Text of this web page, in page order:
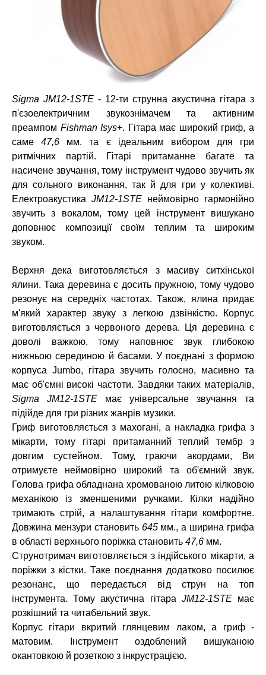
Sigma JM12-1STE - 12-ти струнна акустична гітара з
п'єзоелектричним звукознімачем та активним
преампом Fishman Isys+. Гітара має широкий гриф, а
саме47,6 мм. та є ідеальним вибором для гри
ритмічних партій. Гітарі притаманне багате та
насичене звучання, тому інструмент чудово звучить як
для сольного виконання, так й для гри у колективі.
Електроакустика JM12-1STE неймовірно гармонійно
звучить з вокалом, тому цей інструмент вишукано
доповнює композиції своїм теплим та широким
звуком.
Верхня дека виготовляється з масиву ситхінської
ялини. Така деревина є досить пружною, тому чудово
резонує на середніх частотах. Також, ялина придає
м'який характер звуку з легкою дзвінкістю. Корпус
виготовляється з червоного дерева. Ця деревина є
доволі важкою, тому наповнює звук глибокою
нижньою серединою й басами. У поєднані з формою
корпуса Jumbo, гітара звучить голосно, масивно та
має об'ємні високі частоти. Завдяки таких матеріалів,
Sigma JM12-1STE має універсальне звучання та
підійде для гри різних жанрів музики.
Гриф виготовляється з махогані, а накладка грифа з
мікарти, тому гітарі притаманний теплий тембр з
довгим сустейном. Тому, граючи акордами, Ви
отримуєте неймовірно широкий та об'ємний звук.
Голова грифа обладнана хромованою литою кілковою
механікою із зменшеними ручками. Кілки надійно
тримають стрій, а налаштування гітари комфортне.
Довжина мензури становить 645мм., а ширина грифа
в області верхнього поріжка становить 47,6 мм.
Струнотримач виготовляється з індійського мікарти, а
поріжки з кістки. Таке поєднання додатково посилює
резонанс, що передається від струн на топ
інструмента. Тому акустична гітара JM12-1STEмає
розкішний та читабельний звук.
Корпус гітари вкритий глянцевим лаком, а гриф -
матовим. Інструмент оздоблений вишуканою
окантовкою й розеткою з інкрустрацією.